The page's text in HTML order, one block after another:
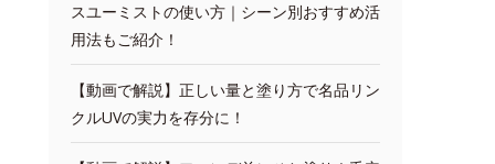
スユーミストの使い方｜シーン別おすすめ活
用法もご紹介！
【動画で解説】正しい量と塗り方で名品リン
クルUVの実力を存分に！